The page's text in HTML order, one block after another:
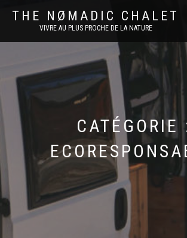
THE NØMADIC CHALET
VIVRE AU PLUS PROCHE DE LA NATURE
CATÉGORIE